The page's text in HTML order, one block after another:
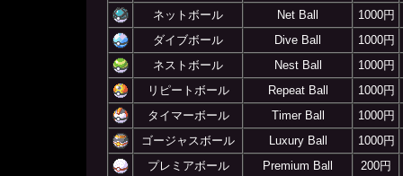
ネットボール
Net Ball
1000円
ダイブボール
Dive Ball
1000円
ネストボール
Nest Ball
1000円
リピートボール
Repeat Ball
1000円
タイマーボール
Timer Ball
1000円
ゴージャスボール
Luxury Ball
1000円
プレミアボール
Premium Ball
200円